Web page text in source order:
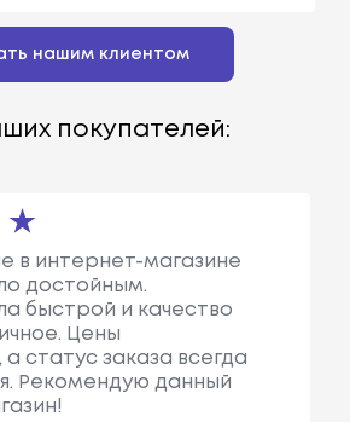
нашим клиентом
покупателей:
в интернет-магазине
достойным.
быстрой и качество
Цены
статус заказа всегда
Рекомендую данный